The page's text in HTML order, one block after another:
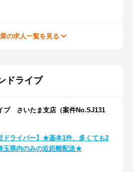
の求人一覧を見る
ドライブ
ブ さいたま支店（案件No.SJ131
ドライバー】★基本1件、多くても2
玉県内のみの近距離配送★